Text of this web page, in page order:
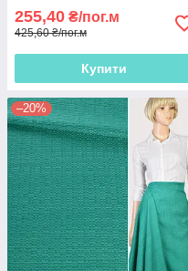
255,40 ₴/пог.м
425,60 ₴/пог.м
Купити
–20%